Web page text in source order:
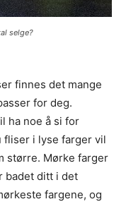
selge?
finnes det mange
for deg.
ha noe å si for
fliser i lyse farger vil
større. Mørke farger
badet ditt i det
fargene, og